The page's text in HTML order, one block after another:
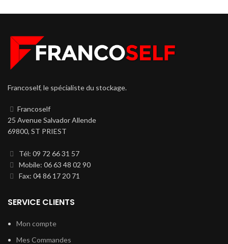
Francoself, le spécialiste du stockage.
Francoself
25 Avenue Salvador Allende
69800, ST PRIEST
Tél: 09 72 66 31 57
Mobile: 06 63 48 02 90
Fax: 04 86 17 20 71
SERVICE CLIENTS
Mon compte
Mes Commandes